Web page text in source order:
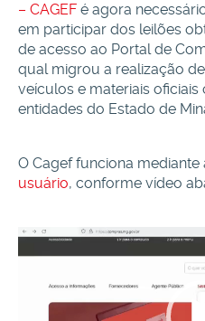
– CAGEF é agora
em participar dos leilões
de acesso ao Portal de
qual migrou a realização
veículos e materiais
entidades do Estado de
O Cagef funciona mediante
usuário, conforme vídeo
Tocador
de
vídeo